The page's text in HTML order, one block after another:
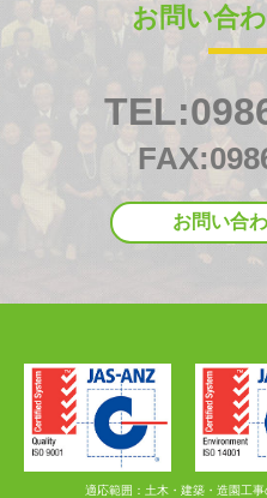
お問い合
お問い合
適応範囲：土木・建築・造園工